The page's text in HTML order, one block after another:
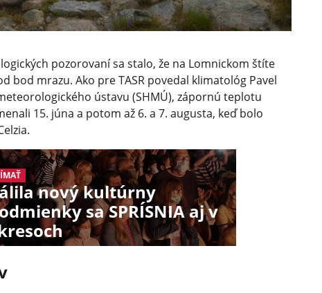
pozorovaní sa stalo, že na Lomnickom štíte
bod mrazu. Ako pre TASR povedal klimatológ Pavel
ústavu (SHMÚ), zápornú teplotu
15. júna a potom až 6. a 7. augusta, keď bolo
nový kultúrny
sa SPRÍSNIA aj v